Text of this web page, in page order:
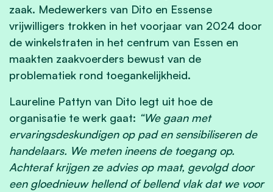
zaak. Medewerkers van Dito en Essense
vrijwilligers trokken in het voorjaar van 2024 door
de winkelstraten in het centrum van Essen en
maakten zaakvoerders bewust van de
problematiek rond toegankelijkheid.
Laureline Pattyn van Dito legt uit hoe de
organisatie te werk gaat: “We gaan met
ervaringsdeskundigen op pad en sensibiliseren de
handelaars. We meten ineens de toegang op.
Achteraf krijgen ze advies op maat, gevolgd door
een gloednieuw hellend of bellend vlak dat we voor